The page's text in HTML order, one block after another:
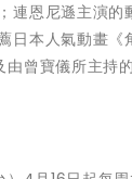
恩尼遜主演
日本人氣動畫
曾寶儀所主持